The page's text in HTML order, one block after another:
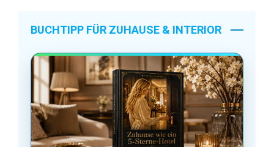
BUCHTIPP FÜR ZUHAUSE & INTERIOR